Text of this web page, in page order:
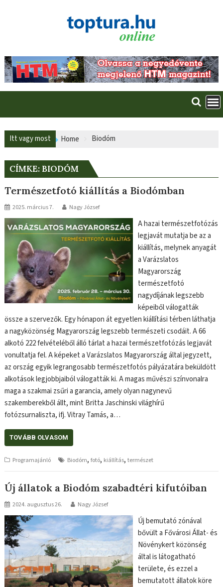
Itt vagy most Home Biodóm
CÍMKE: BIODÓM
Természetfotó kiállítás a Biodómban
2025. március 7. Nagy József
A hazai természetfotózás
legjavát mutatja be az a
kiállítás, melynek anyagát
a Varázslatos
Magyarország
természetfotó
nagydíjának legszebb
képeiből válogatták
össze a szervezők. Egy hónapon át egyetlen kiállítási térben láthatja
a nagyközönség Magyarország legszebb természeti csodáit. A 66
alkotó 222 felvételéből álló tárlat a hazai természetfotózás legjavát
vonultatja fel. A képeket a Varázslatos Magyarország által jegyzett,
az ország egyik legrangosabb természetfotós pályázatára beküldött
alkotások legjobbjaiból válogatták ki. A magas művészi színvonalra
maga a szakmai zsűri a garancia, amely olyan nagynevű
szakemberekből állt, mint Britta Jaschinski világhírű
fotózsurnaliszta, ifj. Vitray Tamás, a…
TOVÁBB OLVASOM
Programajánló Biodóm,fotó, kiállítás,természet
Új állatok a Biodóm szabadtéri kifutóiban
2024. augusztus 26. Nagy József
Új bemutató zónával
bővült a Fővárosi Állat- és
Növénykert közönség
által is látogatható
területe, és ezzel a
bemutatott állatok köre